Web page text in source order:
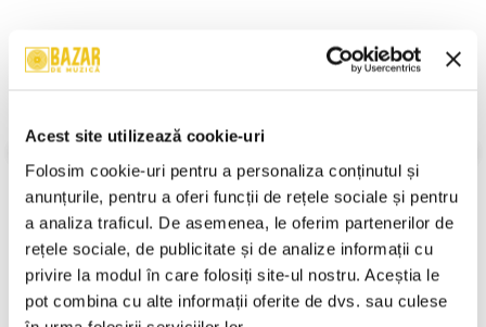
Acest site utilizează cookie-uri
Folosim cookie-uri pentru a personaliza conținutul și
anunțurile, pentru a oferi funcții de rețele sociale și pentru
a analiza traficul. De asemenea, le oferim partenerilor de
rețele sociale, de publicitate și de analize informații cu
privire la modul în care folosiți site-ul nostru. Aceștia le
pot combina cu alte informații oferite de dvs. sau culese
Descriere
Stare Coperta:Mint (M)
Informatii conformitate produs
Review-uri(0)